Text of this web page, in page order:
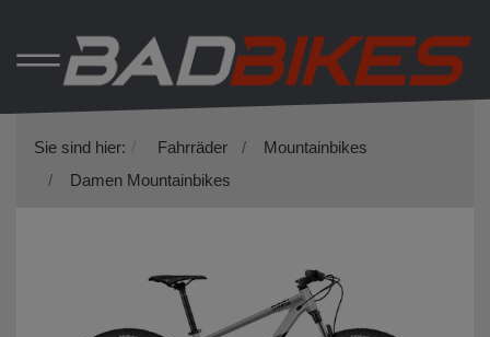
Sie sind hier: Fahrräder
Mountainbikes
Damen Mountainbikes